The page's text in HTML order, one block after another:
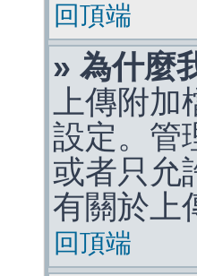
回頂端
» 為什麼
上傳附加
設定。管
或者只允
有關於上
回頂端